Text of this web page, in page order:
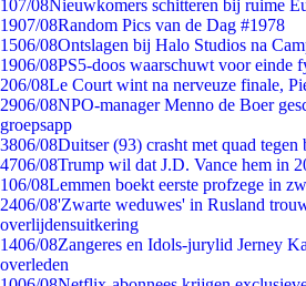
107/08Nieuwkomers schitteren bij ruime
1907/08Random Pics van de Dag #1978
1506/08Ontslagen bij Halo Studios na
1906/08PS5-doos waarschuwt voor einde
206/08Le Court wint na nerveuze finale,
2906/08NPO-manager Menno de Boer
groepsapp
3806/08Duitser (93) crasht met quad
4706/08Trump wil dat J.D. Vance hem in
106/08Lemmen boekt eerste profzege in
2406/08'Zwarte weduwes' in Rusland
overlijdensuitkering
1406/08Zangeres en Idols-jurylid Jerney
overleden